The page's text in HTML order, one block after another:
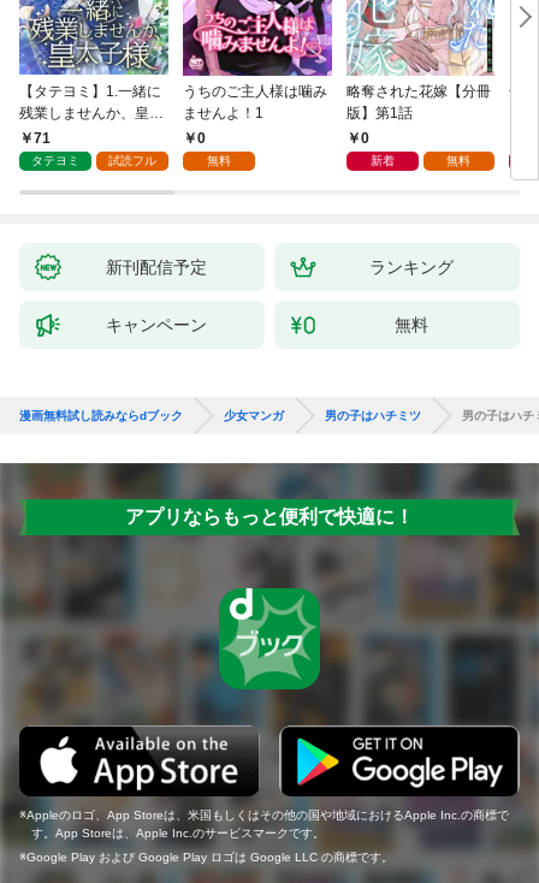
【タテヨミ】1.一緒に
残業しませんか、皇太
子様
71
タテヨミ 試読フル
うちのご主人様は噛み
ませんよ！1
0
無料
略奪された花嫁【分冊
版】第1話
0
新着 無料
余
新刊配信予定 ランキング
キャンペーン 無料
漫画無料試し読みならdブック 少女マンガ 男の子はハチミツ 男の子はハチ
アプリならもっと便利で快適に！
Appleのロゴ、App Storeは、米国もしくはその他の国や地域におけるApple Inc.の商標で
す。App Storeは、Apple Inc.のサービスマークです。
Google Play および Google Play ロゴは Google LLC の商標です。